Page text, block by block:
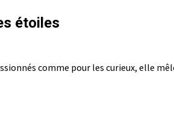
étoiles
comme pour les curieux, elle